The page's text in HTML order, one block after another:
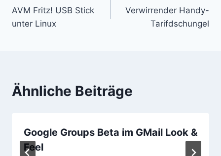
AVM Fritz! USB Stick
unter Linux
Verwirrender Handy-
Tarifdschungel
Ähnliche Beiträge
Google Groups Beta im GMail Look &
Feel